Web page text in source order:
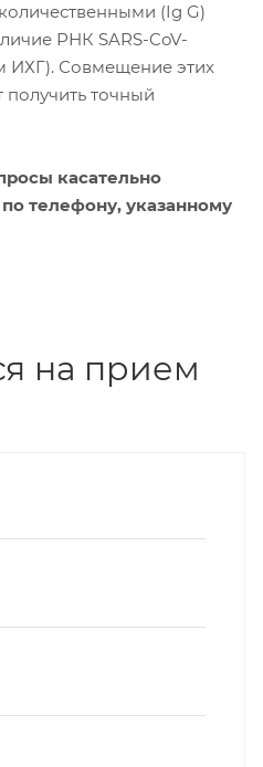
(Ig G)
РНК SARS-CoV-
Совмещение этих
получить точный
касательно
телефону, указанному
на прием